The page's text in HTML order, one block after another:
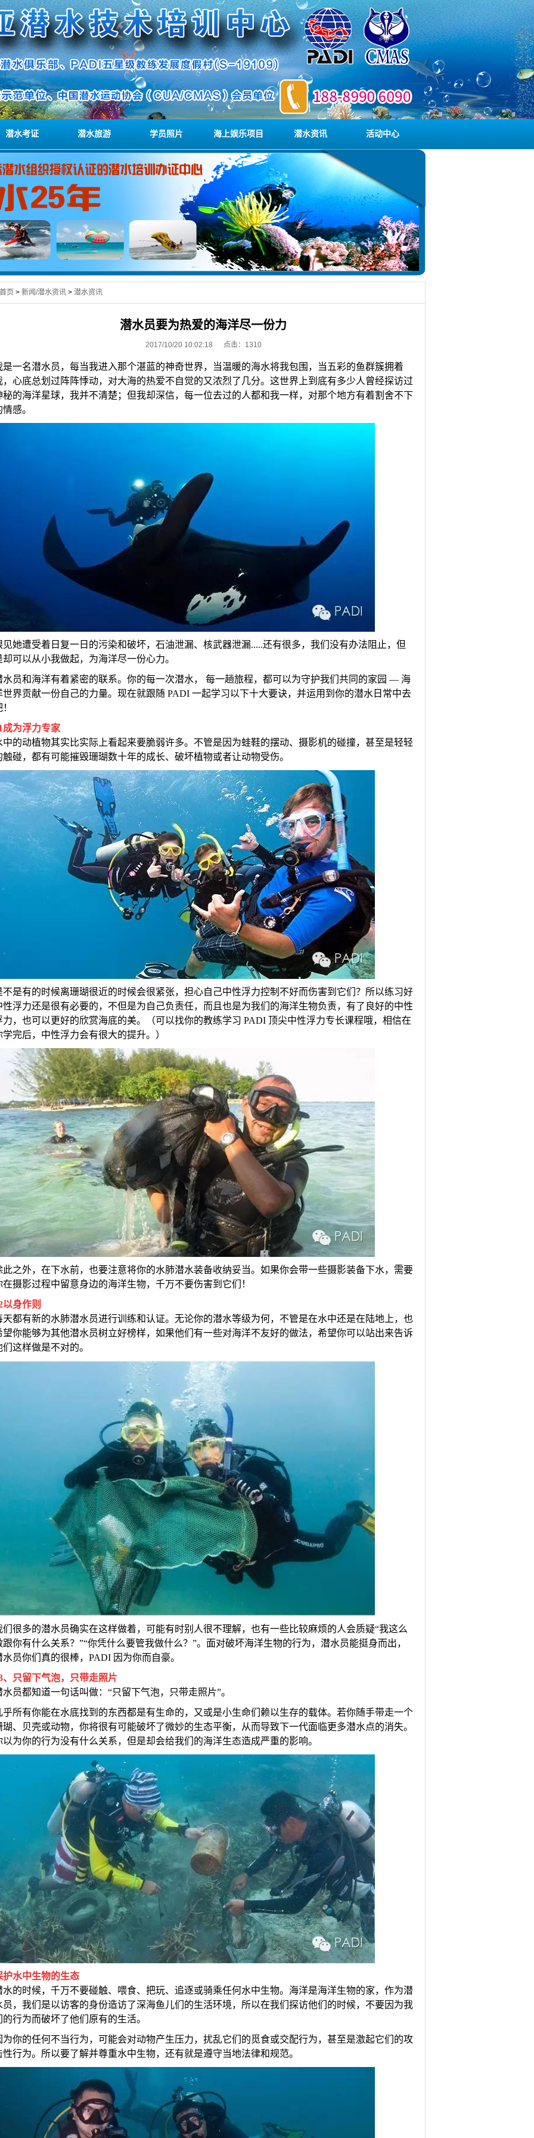
潜水考证 潜水旅游 学员照片 海上娱乐项目 潜水资讯 活动中心
首页 > 新闻/潜水资讯 > 潜水资讯
潜水员要为热爱的海洋尽一份力
2017/10/20 10:02:18 点击： 1310
是一名潜水员，每当我进入那个湛蓝的神奇世界，当温暖的海水将我包围，当五彩的鱼群簇拥着
，心底总划过阵阵悸动，对大海的热爱不自觉的又浓烈了几分。这世界上到底有多少人曾经探访过
秘的海洋星球，我并不清楚；但我却深信，每一位去过的人都和我一样，对那个地方有着割舍不下
情感。
见她遭受着日复一日的污染和破坏，石油泄漏、核武器泄漏.....还有很多，我们没有办法阻止，但
却可以从小我做起，为海洋尽一份心力。
水员和海洋有着紧密的联系。你的每一次潜水， 每一趟旅程，都可以为守护我们共同的家园 — 海
世界贡献一份自己的力量。现在就跟随 PADI 一起学习以下十大要诀，并运用到你的潜水日常中去
成为浮力专家
中的动植物其实比实际上看起来要脆弱许多。不管是因为蛙鞋的摆动、摄影机的碰撞，甚至是轻轻
触碰，都有可能摧毁珊瑚数十年的成长、破坏植物或者让动物受伤。
不是有的时候离珊瑚很近的时候会很紧张，担心自己中性浮力控制不好而伤害到它们？所以练习好
性浮力还是很有必要的，不但是为自己负责任，而且也是为我们的海洋生物负责，有了良好的中性
力，也可以更好的欣赏海底的美。（可以找你的教练学习 PADI 顶尖中性浮力专长课程哦，相信在
学完后，中性浮力会有很大的提升。）
此之外，在下水前，也要注意将你的水肺潜水装备收纳妥当。如果你会带一些摄影装备下水，需要
在摄影过程中留意身边的海洋生物，千万不要伤害到它们！
以身作则
天都有新的水肺潜水员进行训练和认证。无论你的潜水等级为何，不管是在水中还是在陆地上，也
望你能够为其他潜水员树立好榜样，如果他们有一些对海洋不友好的做法，希望你可以站出来告诉
们这样做是不对的。
们很多的潜水员确实在这样做着，可能有时别人很不理解，也有一些比较麻烦的人会质疑“我这么
跟你有什么关系？”“你凭什么要管我做什么？”。面对破坏海洋生物的行为，潜水员能挺身而出，
水员你们真的很棒，PADI 因为你而自豪。
、只留下气泡，只带走照片
水员都知道一句话叫做：“只留下气泡，只带走照片”。
乎所有你能在水底找到的东西都是有生命的，又或是小生命们赖以生存的载体。若你随手带走一个
瑚、贝壳或动物，你将很有可能破坏了微妙的生态平衡，从而导致下一代面临更多潜水点的消失。
以为你的行为没有什么关系，但是却会给我们的海洋生态造成严重的影响。
护水中生物的生态
水的时候，千万不要碰触、喂食、把玩、追逐或骑乘任何水中生物。海洋是海洋生物的家，作为潜
员，我们是以访客的身份造访了深海鱼儿们的生活环境，所以在我们探访他们的时候，不要因为我
的行为而破坏了他们原有的生活。
为你的任何不当行为，可能会对动物产生压力，扰乱它们的觅食或交配行为，甚至是激起它们的攻
性行为。所以要了解并尊重水中生物，还有就是遵守当地法律和规范。